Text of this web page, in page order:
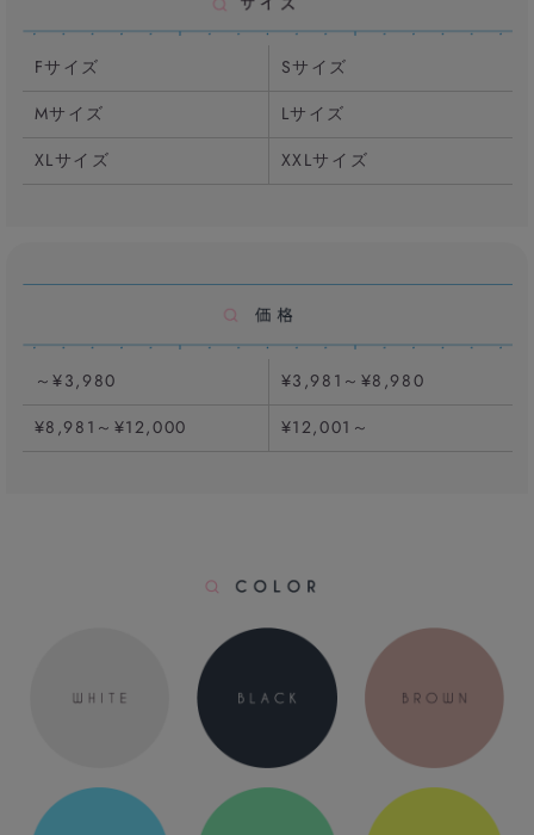
Fサイズ
Sサイズ
Mサイズ
Lサイズ
XLサイズ
XXLサイズ
～¥3,980
¥3,981～¥8,980
¥8,981～¥12,000
¥12,001～